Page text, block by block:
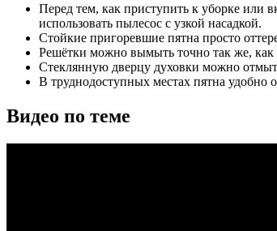
Перед тем, как приступить к уборке или
использовать пылесос с узкой насадкой.
Стойкие пригоревшие пятна просто
Решётки можно вымыть точно так же, как
Стеклянную дверцу духовки можно
В труднодоступных местах пятна удобно
Видео по теме